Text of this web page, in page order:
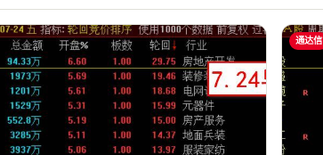
通达信